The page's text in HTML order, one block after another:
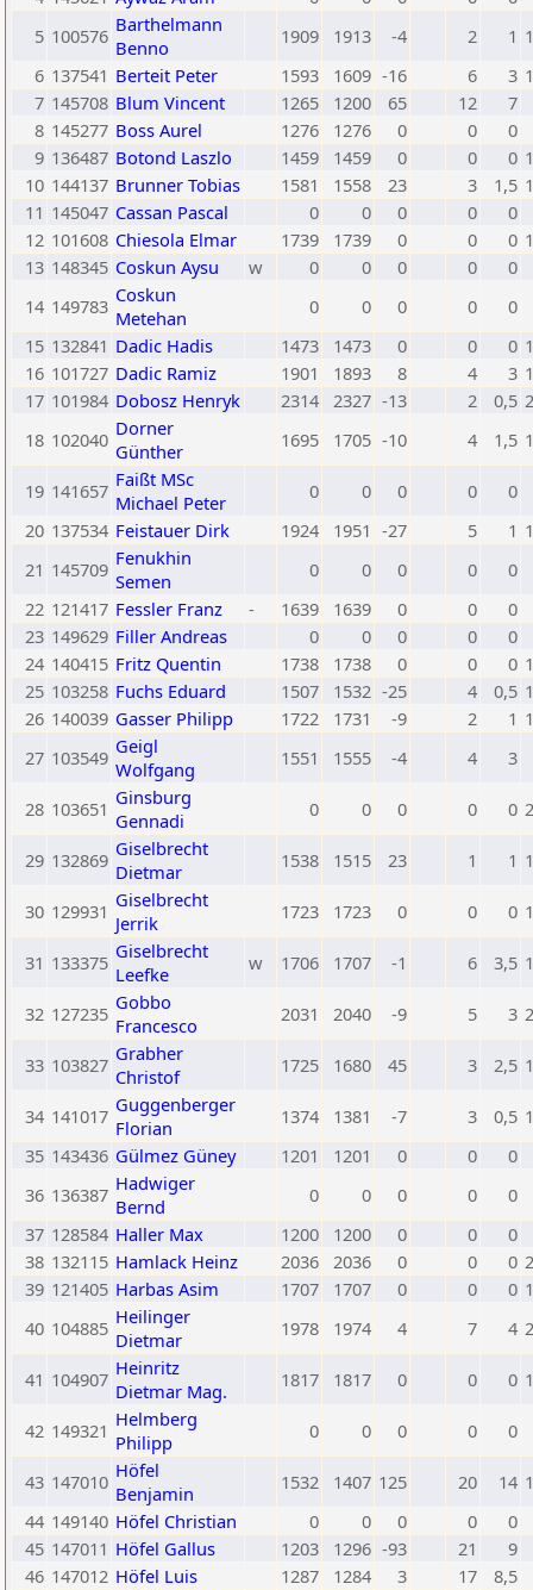
5 100576 Barthelmann
Benno
1909 1913 -4 2 1
6 137541 Berteit Peter 1593 1609 -16 6 3
7 145708 Blum Vincent 1265 1200 65 12
7
8 145277 Boss Aurel 1276 1276 0 0
0
9 136487 Botond Laszlo 1459 1459 0 0 0
10 144137 Brunner Tobias 1581 1558 23 3 1,5
11 145047 Cassan Pascal 0 0 0 0
0
12 101608 Chiesola Elmar 1739 1739 0 0 0
13 148345 Coskun Aysu w 0 0 0 0
0
14 149783 Coskun
Metehan
0 0 0 0
0
15 132841 Dadic Hadis 1473 1473 0 0 0
16 101727 Dadic Ramiz 1901 1893 8 4 3
17 101984 Dobosz Henryk 2314 2327 -13 2 0,5
18 102040 Dorner
Günther
1695 1705 -10 4 1,5
19 141657 Faißt MSc
Michael Peter
0 0 0 0
0
20 137534 Feistauer Dirk 1924 1951 -27 5 1
21 145709 Fenukhin
Semen
0 0 0 0
0
22 121417 Fessler Franz - 1639 1639 0 0
0
23 149629 Filler Andreas 0 0 0 0
0
24 140415 Fritz Quentin 1738 1738 0 0 0
25 103258 Fuchs Eduard 1507 1532 -25 4 0,5
26 140039 Gasser Philipp 1722 1731 -9 2 1
27 103549 Geigl
Wolfgang
1551 1555 -4 4 3
28 103651 Ginsburg
Gennadi
0 0 0 0 0
29 132869 Giselbrecht
Dietmar
1538 1515 23 1 1
30 129931 Giselbrecht
Jerrik
1723 1723 0 0 0
31 133375 Giselbrecht
Leefke
w 1706 1707 -1 6 3,5
32 127235 Gobbo
Francesco
2031 2040 -9 5 3
33 103827 Grabher
Christof
1725 1680 45 3 2,5
34 141017 Guggenberger
Florian
1374 1381 -7 3 0,5
35 143436 Gülmez Güney 1201 1201 0 0
0
36 136387 Hadwiger
Bernd
0 0 0 0
0
37 128584 Haller Max 1200 1200 0 0
0
38 132115 Hamlack Heinz 2036 2036 0 0 0
39 121405 Harbas Asim 1707 1707 0 0 0
40 104885 Heilinger
Dietmar
1978 1974 4 7 4
41 104907 Heinritz
Dietmar Mag.
1817 1817 0 0 0
42 149321 Helmberg
Philipp
0 0 0 0 0
43 147010 Höfel
Benjamin
1532 1407 125 20 14
44 149140 Höfel Christian 0 0 0 0
0
45 147011 Höfel Gallus 1203 1296 -93 21
9
46 147012 Höfel Luis 1287 1284 3 17
8,5